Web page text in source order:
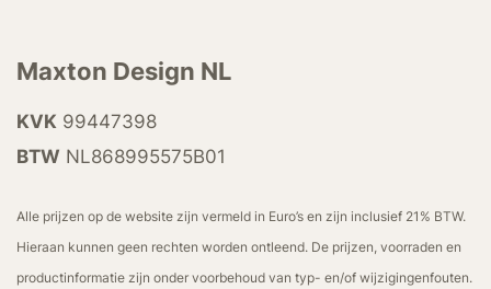
Maxton Design NL
KVK 99447398
BTW NL868995575B01
Alle prijzen op de website zijn vermeld in Euro’s en zijn inclusief 21% BTW.
Hieraan kunnen geen rechten worden ontleend. De prijzen, voorraden en
productinformatie zijn onder voorbehoud van typ- en/of wijzigingenfouten.